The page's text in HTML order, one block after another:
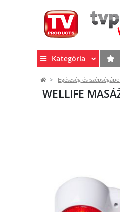
Kategória
Egészség és
WELLIFE